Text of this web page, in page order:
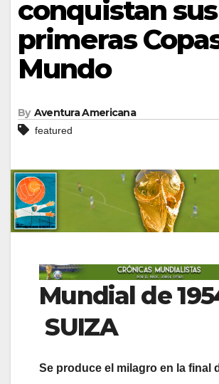
conquistan sus
primeras
Mundo
By Aventura Americana
featured
Mundial de
SUIZA
Se produce el milagro en la final